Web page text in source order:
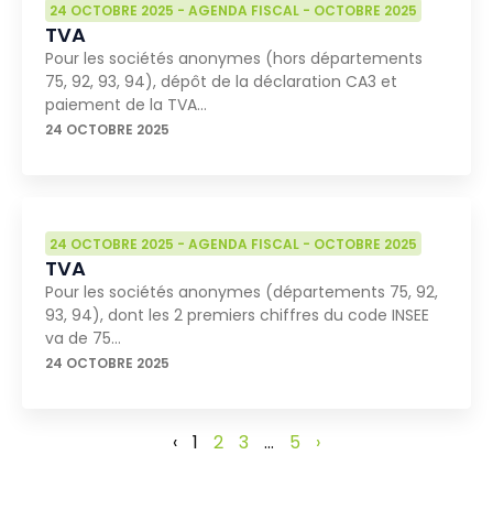
24 OCTOBRE 2025 - AGENDA FISCAL - OCTOBRE 2025
TVA
Pour les sociétés anonymes (hors départements
75, 92, 93, 94), dépôt de la déclaration CA3 et
paiement de la TVA…
24 OCTOBRE 2025
24 OCTOBRE 2025 - AGENDA FISCAL - OCTOBRE 2025
TVA
Pour les sociétés anonymes (départements 75, 92,
93, 94), dont les 2 premiers chiffres du code INSEE
va de 75…
24 OCTOBRE 2025
‹ 1 2 3 … 5 ›